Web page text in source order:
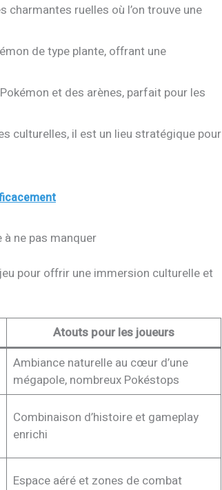
ruelles où l’on trouve une
de type plante, offrant une
et des arènes, parfait pour les
culturelles, il est un lieu stratégique pour
ne pas manquer
pour offrir une immersion culturelle et
Atouts pour les joueurs
Ambiance naturelle au cœur d’une
mégapole, nombreux Pokéstops
Combinaison d’histoire et gameplay
enrichi
Espace aéré et zones de combat